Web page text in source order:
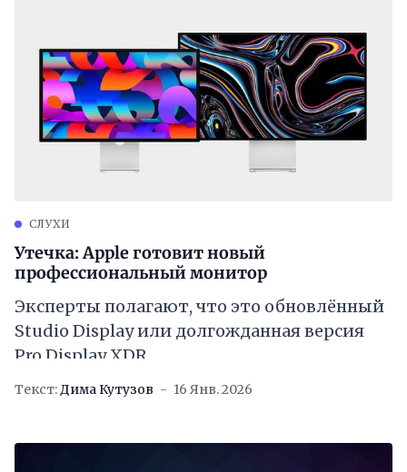
СЛУХИ
Утечка: Apple готовит новый
профессиональный монитор
Эксперты полагают, что это обновлённый
Studio Display или долгожданная версия
Pro Display XDR
Текст:Дима Кутузов 16 Янв. 2026